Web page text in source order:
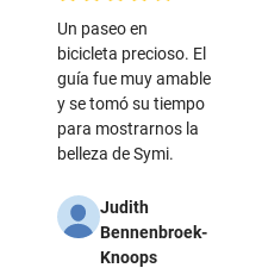
Un paseo en
bicicleta precioso. El
guía fue muy amable
y se tomó su tiempo
para mostrarnos la
belleza de Symi.
Judith
Bennenbroek-
Knoops